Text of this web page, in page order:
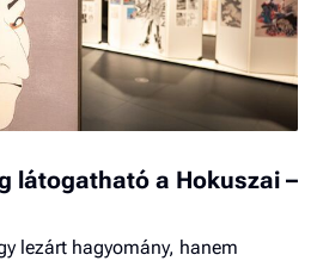
látogatható a Hokuszai –
lezárt hagyomány, hanem